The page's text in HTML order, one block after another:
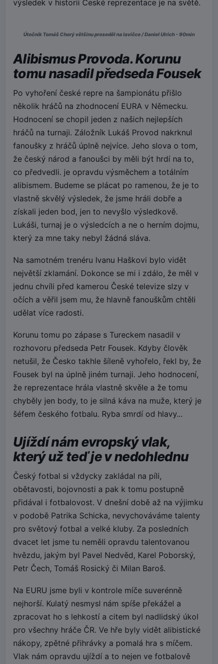
výsledek v historii České reprezentace je na světě.
Útočník Tomáš Chorý většinu proseděl na lavičce / Daniel Ulrich - 90min
Alibismus Provoda. Korunu
tomu nasadil předseda Fousek
Po vyhoření české repre na šampionátu přišlo
několik hráčů na zhodnocení EURA v Německu.
Hodnocení se chopil jeden z našich nejlepších
hráčů na turnaji. Záložník Lukáš Provod nakrknul
fanoušky z hráčů úplně nejvíce. Jeho slova o tom,
že český národ a fanoušci by měli být hrdí na to,
co předvedli. je opravdu výsměchem a totálním
alibismem. Budeme se plácat po ramenou, že je to
vlastně skvělý výsledek, že jsme hráli dobře a
získali jeden bod, jen to nevyšlo výsledkově.
Lukáši, turnaj je o výsledcích a ne o herním dojmu,
který za mne taky nebyl žádná sláva.
Na samotném trenéru Ivanu Haškovi bylo vidět
největší zklamání. Dokonce se mi i zdálo, že měl v
jednu chvíli před kamerou České televize slzy v
očích a věřil jsem mu, že hlavně fanouškům chtěli
udělat více radosti.
Korunu tomu po zápase s Tureckem nasadil v
rozhovoru předseda Petr Fousek. Kdyby člověk
netušil, že Česko takhle šíleně vyhořelo, řekl by, že
Fousek byl na úplně jiném turnaji. Jeho hodnocení,
že reprezentace hrála vlastně skvěle a že tomu
chyběly jen body, to je silná káva na muže, který je
šéfem českého fotbalu. Ryba smrdí od hlavy...
Ujíždí nám evropský vlak,
který už teď je v nedohlednu
Český fotbal si vždycky zakládal na píli,
obětavosti, bojovnosti a pak k tomu postupně
přidával i fotbalovost. V dnešní době až na výjimku
v podobě Patrika Schicka, nevychováváme talenty
pro světový fotbal a velké kluby. Za posledních
dvacet let jsme tu neměli opravdu talentovanou
hvězdu, jakým byl Pavel Nedvěd, Karel Poborský,
Petr Čech, Tomáš Rosický či Milan Baroš.
Na EURU jsme byli v kontrole míče suverénně
nejhorší. Kulatý nesmysl nám spíše překážel a
zpracovat ho s lehkostí a citem byl nadlidský úkol
pro všechny hráče ČR. Ve hře byly vidět alibistické
nákopy, zpětné přihrávky a pomalá hra s míčem.
Vlak nám opravdu ujíždí a to nejen ve fotbalově